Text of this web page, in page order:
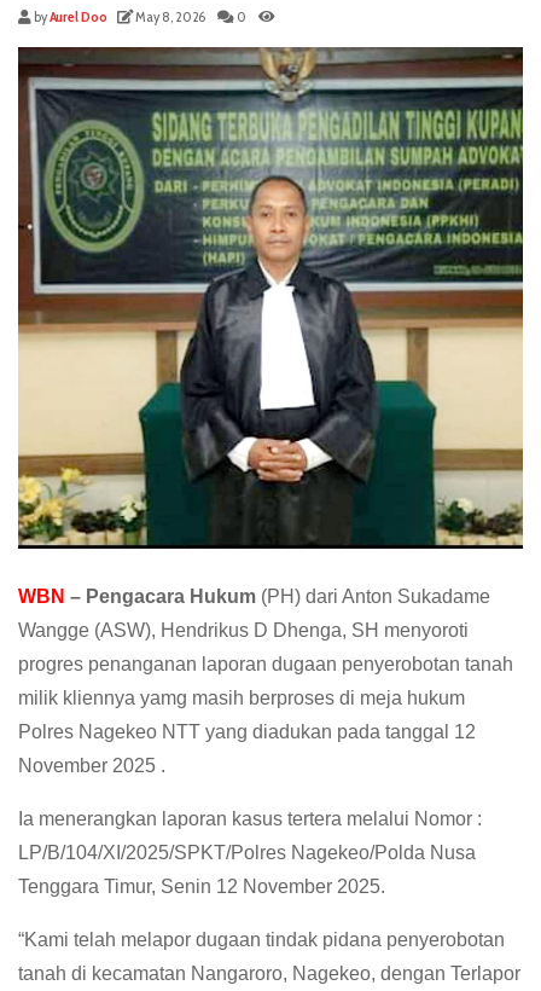
byAurel Doo May 8, 2026 0
WBN – Pengacara Hukum (PH) dari Anton Sukadame
Wangge (ASW), Hendrikus D Dhenga, SH menyoroti
progres penanganan laporan dugaan penyerobotan tanah
milik kliennya yamg masih berproses di meja hukum
Polres Nagekeo NTT yang diadukan pada tanggal 12
November 2025 .
‎Ia menerangkan laporan kasus tertera melalui Nomor :
LP/B/104/XI/2025/SPKT/Polres Nagekeo/Polda Nusa
Tenggara Timur, Senin 12 November 2025.
“Kami telah melapor dugaan tindak pidana penyerobotan
tanah di kecamatan Nangaroro, Nagekeo, dengan Terlapor